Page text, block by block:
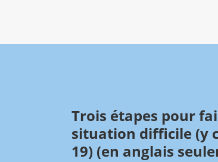
Trois étapes pour
situation difficile (y
19) (en anglais